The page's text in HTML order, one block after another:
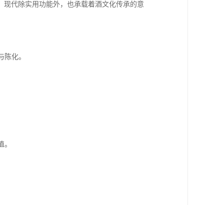
代除实用功能外，也承载着酒文化传承的意
化。